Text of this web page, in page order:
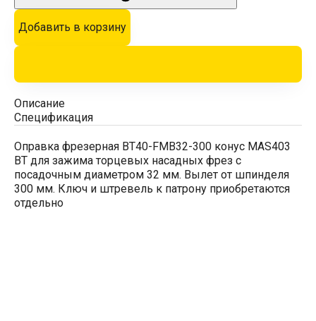
Добавить в корзину
Описание
Спецификация
Оправка фрезерная BT40-FMB32-300 конус MAS403
BT для зажима торцевых насадных фрез с
посадочным диаметром 32 мм. Вылет от шпинделя
300 мм. Ключ и штревель к патрону приобретаются
отдельно